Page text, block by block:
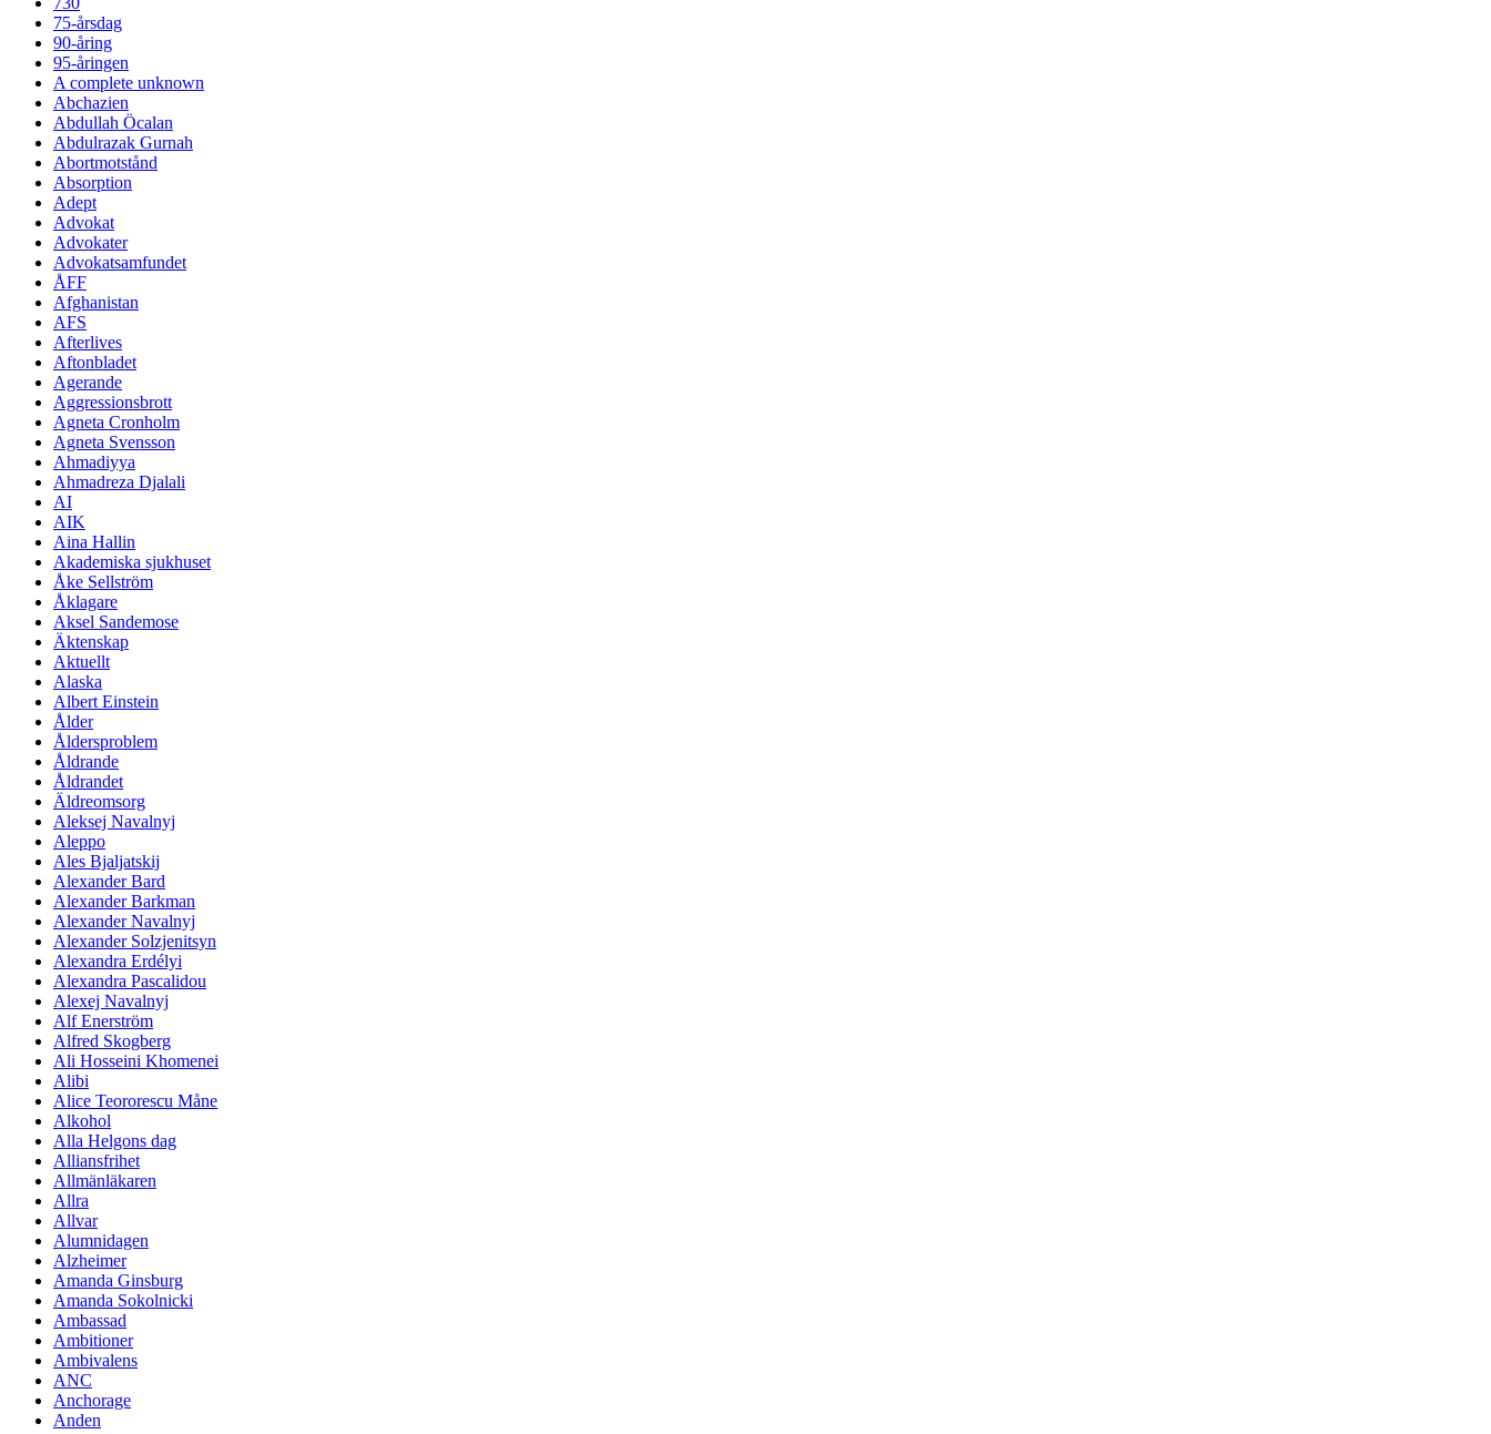
75-årsdag
90-åring
95-åringen
A complete unknown
Abchazien
Abdullah Öcalan
Abdulrazak Gurnah
Abortmotstånd
Absorption
Adept
Advokat
Advokater
Advokatsamfundet
ÅFF
Afghanistan
AFS
Afterlives
Aftonbladet
Agerande
Aggressionsbrott
Agneta Cronholm
Agneta Svensson
Ahmadiyya
Ahmadreza Djalali
AI
AIK
Aina Hallin
Akademiska sjukhuset
Åke Sellström
Åklagare
Aksel Sandemose
Äktenskap
Aktuellt
Alaska
Albert Einstein
Ålder
Åldersproblem
Åldrande
Åldrandet
Äldreomsorg
Aleksej Navalnyj
Aleppo
Ales Bjaljatskij
Alexander Bard
Alexander Barkman
Alexander Navalnyj
Alexander Solzjenitsyn
Alexandra Erdélyi
Alexandra Pascalidou
Alexej Navalnyj
Alf Enerström
Alfred Skogberg
Ali Hosseini Khomenei
Alibi
Alice Teororescu Måne
Alkohol
Alla Helgons dag
Alliansfrihet
Allmänläkaren
Allra
Allvar
Alumnidagen
Alzheimer
Amanda Ginsburg
Amanda Sokolnicki
Ambassad
Ambitioner
Ambivalens
ANC
Anchorage
Anden